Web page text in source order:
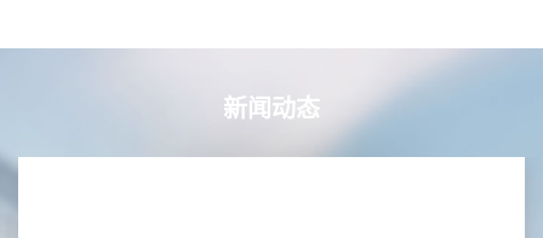
新闻动态